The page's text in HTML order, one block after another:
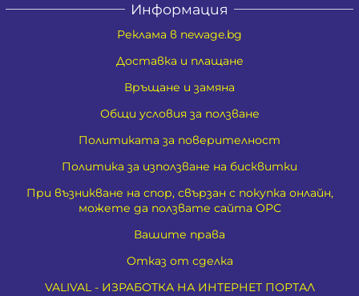
Информация
Реклама в newage.bg
Доставка и плащане
Връщане и замяна
Общи условия за ползване
Политиката за поверителност
Политика за използване на бисквитки
При възникване на спор, свързан с покупка онлайн,
можете да ползвате сайта ОРС
Вашите права
Отказ от сделка
VALIVAL - ИЗРАБОТКА НА ИНТЕРНЕТ ПОРТАЛ